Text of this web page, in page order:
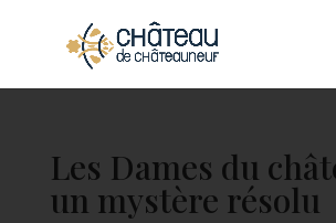
Les Dames du
un mystère résolu